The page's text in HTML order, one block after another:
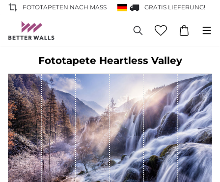
FOTOTAPETEN NACH MASS GRATIS LIEFERUNG!
Fototapete Heartless Valley